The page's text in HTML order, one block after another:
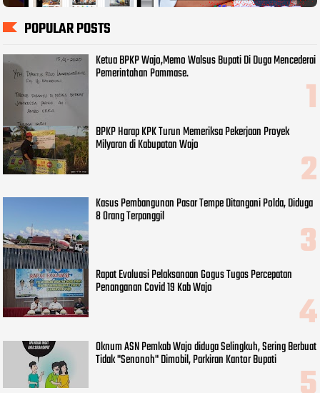
POPULAR POSTS
Ketua BPKP Wajo,Memo Walsus Bupati Di Duga Mencederai
Pemerintahan Pammase.
BPKP Harap KPK Turun Memeriksa Pekerjaan Proyek
Milyaran di Kabupatan Wajo
Kasus Pembangunan Pasar Tempe Ditangani Polda, Diduga
8 Orang Terpanggil
Rapat Evaluasi Pelaksanaan Gogus Tugas Percepatan
Penanganan Covid 19 Kab Wajo
Oknum ASN Pemkab Wajo diduga Selingkuh, Sering Berbuat
Tidak "Senonoh" Dimobil, Parkiran Kantor Bupati